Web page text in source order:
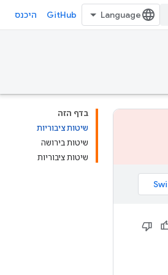
GitHub היכנס
בדף הזה
שיטות ציבוריות
שיטות בירושה
שיטות ציבוריות